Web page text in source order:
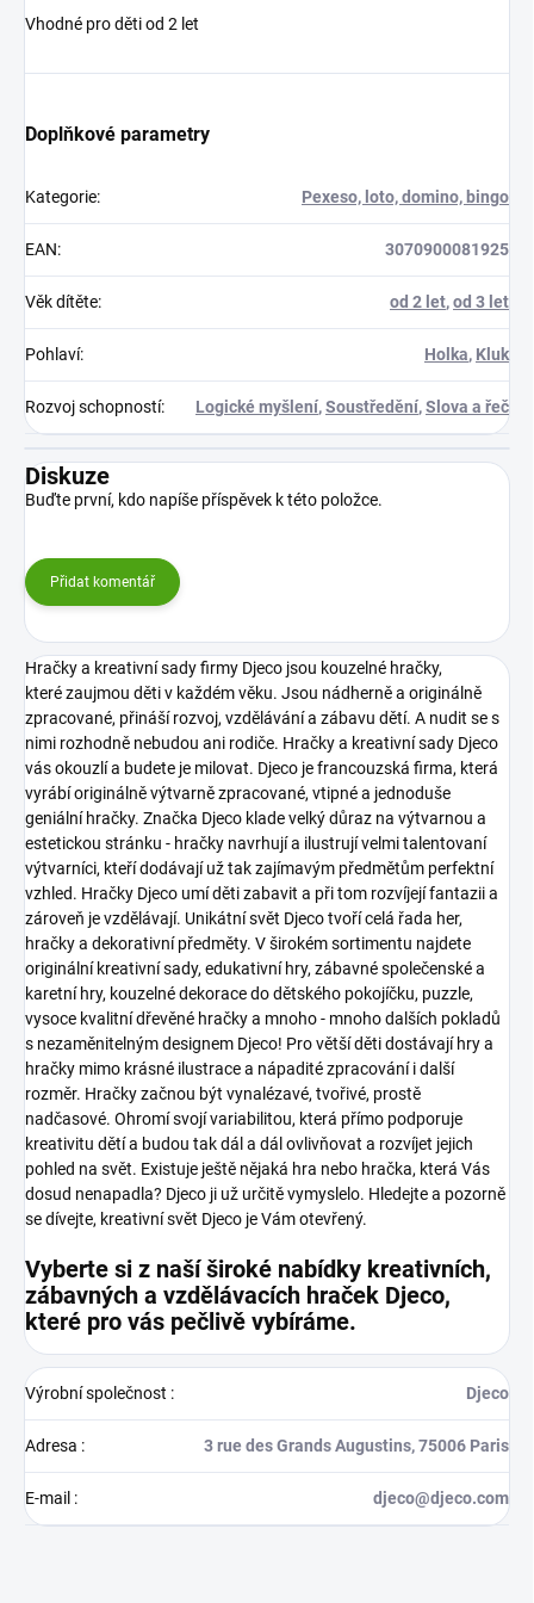
Vhodné pro děti od 2 let
Doplňkové parametry
Kategorie: Pexeso, loto, domino, bingo
EAN: 3070900081925
Věk dítěte: od 2 let,od 3 let
Pohlaví: Holka, Kluk
Rozvoj schopností: Logické myšlení,Soustředění,Slova a řeč
Diskuze
Buďte první, kdo napíše příspěvek k této položce.
Přidat komentář
Hračky a kreativní sady firmy Djeco jsou kouzelné hračky,
které zaujmou děti v každém věku. Jsou nádherně a originálně
zpracované, přináší rozvoj, vzdělávání a zábavu dětí. A nudit se s
nimi rozhodně nebudou ani rodiče. Hračky a kreativní sady Djeco
vás okouzlí a budete je milovat. Djeco je francouzská firma, která
vyrábí originálně výtvarně zpracované, vtipné a jednoduše
geniální hračky. Značka Djeco klade velký důraz na výtvarnou a
estetickou stránku - hračky navrhují a ilustrují velmi talentovaní
výtvarníci, kteří dodávají už tak zajímavým předmětům perfektní
vzhled. Hračky Djeco umí děti zabavit a při tom rozvíjejí fantazii a
zároveň je vzdělávají. Unikátní svět Djeco tvoří celá řada her,
hračky a dekorativní předměty. V širokém sortimentu najdete
originální kreativní sady, edukativní hry, zábavné společenské a
karetní hry, kouzelné dekorace do dětského pokojíčku, puzzle,
vysoce kvalitní dřevěné hračky a mnoho - mnoho dalších pokladů
s nezaměnitelným designem Djeco! Pro větší děti dostávají hry a
hračky mimo krásné ilustrace a nápadité zpracování i další
rozměr. Hračky začnou být vynalézavé, tvořivé, prostě
nadčasové. Ohromí svojí variabilitou, která přímo podporuje
kreativitu dětí a budou tak dál a dál ovlivňovat a rozvíjet jejich
pohled na svět. Existuje ještě nějaká hra nebo hračka, která Vás
dosud nenapadla? Djeco ji už určitě vymyslelo. Hledejte a pozorně
se dívejte, kreativní svět Djeco je Vám otevřený.
Vyberte si z naší široké nabídky kreativních,
zábavných a vzdělávacích hraček Djeco,
které pro vás pečlivě vybíráme.
Výrobní společnost : Djeco
Adresa : 3 rue des Grands Augustins, 75006 Paris
E-mail : djeco@djeco.com